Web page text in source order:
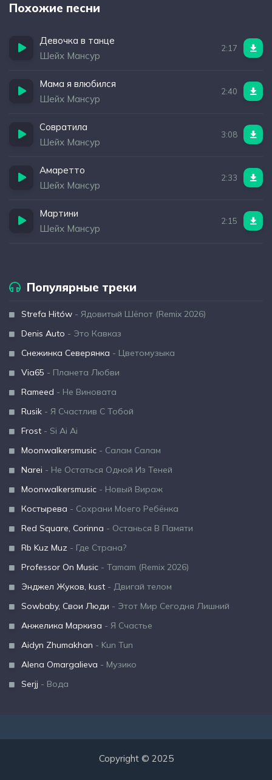
Похожие песни
Девочка в танце
Шейх Мансур
2:17
Мама я влюбился
Шейх Мансур
2:40
Совратила
Шейх Мансур
3:08
Амаретто
Шейх Мансур
2:33
Мартини
Шейх Мансур
2:15
Популярные треки
Strefa Hitów - Ядовитый Шёпот (Remix 2026)
Denis Auto - Это Кавказ
Снежинка Северянка - Цветомузыка
Via65 - Планета Любви
Rameed - Не Виновата
Rusik - Я Счастлив С Тобой
Frost - Si Ai Ai
Moonwalkersmusic - Салам Салам
Narei - Не Остаться Одной Из Теней
Moonwalkersmusic - Новый Вираж
Костырева - Сохрани Моего Ребёнка
Red Square, Corinna - Останься В Памяти
Rb Kuz Muz - Где Страна?
Professor On Music - Tamam (Remix 2026)
Энджел Жуков, kust - Двигай телом
Sowbaby, Свои Люди - Этот Мир Сегодня Лишний
Анжелика Маркиза - Я Счастье
Aidyn Zhumakhan - Kun Tun
Alena Omargalieva - Музико
Serjj - Вода
Copyright © 2025